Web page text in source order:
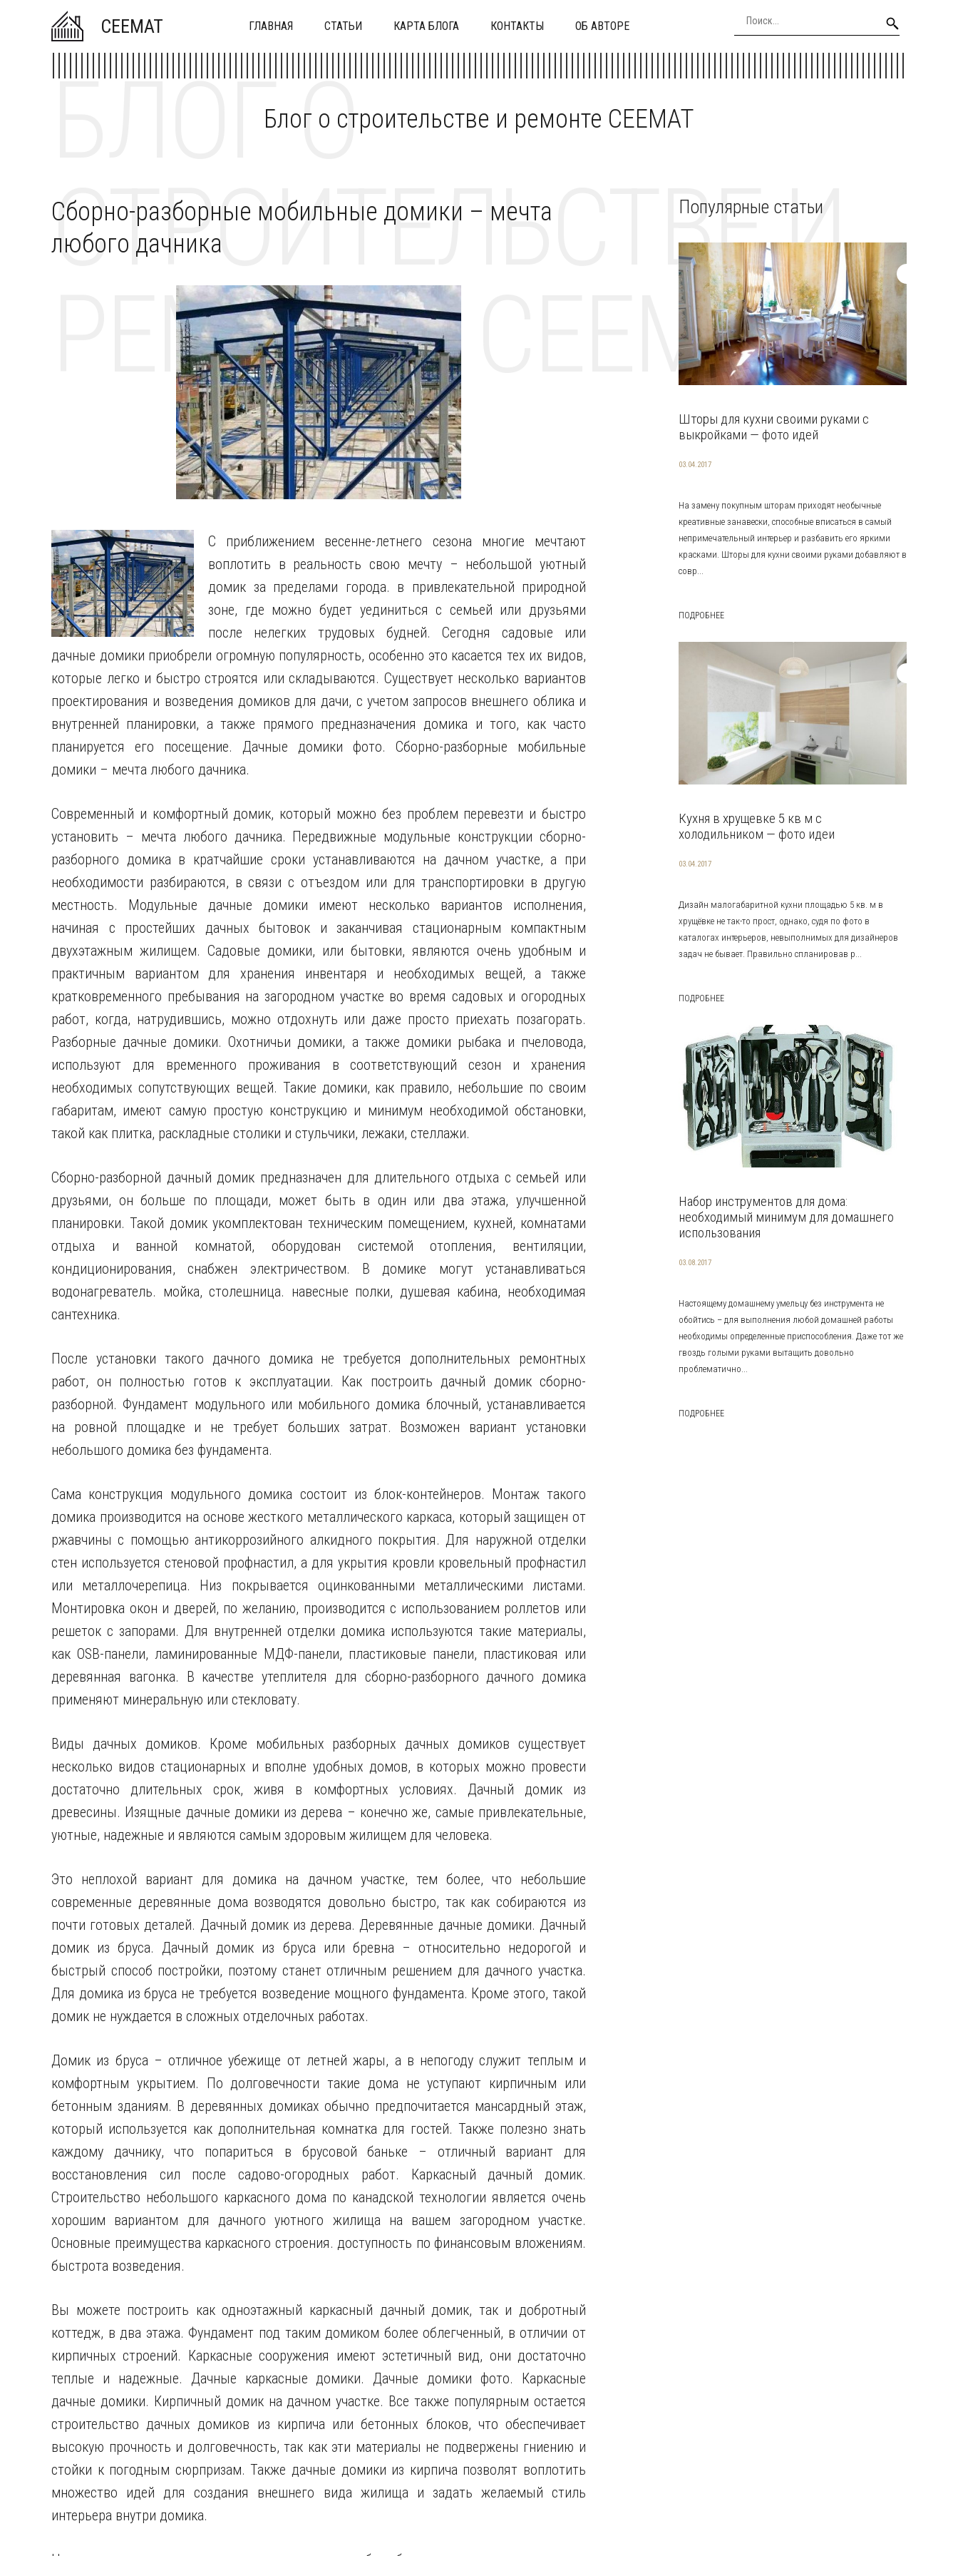
CEEMAT ГЛАВНАЯ СТАТЬИ КАРТА БЛОГА КОНТАКТЫ ОБ АВТОРЕ
Блог о строительстве и ремонте CEEMAT
БЛОГ О
СТРОИТЕЛЬСТВЕ И
РЕМОНТЕ CEEMAT
Сборно-разборные мобильные домики – мечта
любого дачника
С приближением весенне-летнего сезона многие мечтают
воплотить в реальность свою мечту – небольшой уютный
домик за пределами города. в привлекательной природной
зоне, где можно будет уединиться с семьей или друзьями
после нелегких трудовых будней. Сегодня садовые или
дачные домики приобрели огромную популярность, особенно это касается тех их видов,
которые легко и быстро строятся или складываются. Существует несколько вариантов
проектирования и возведения домиков для дачи, с учетом запросов внешнего облика и
внутренней планировки, а также прямого предназначения домика и того, как часто
планируется его посещение. Дачные домики фото. Сборно-разборные мобильные
домики – мечта любого дачника.
Современный и комфортный домик, который можно без проблем перевезти и быстро
установить – мечта любого дачника. Передвижные модульные конструкции сборно-
разборного домика в кратчайшие сроки устанавливаются на дачном участке, а при
необходимости разбираются, в связи с отъездом или для транспортировки в другую
местность. Модульные дачные домики имеют несколько вариантов исполнения,
начиная с простейших дачных бытовок и заканчивая стационарным компактным
двухэтажным жилищем. Садовые домики, или бытовки, являются очень удобным и
практичным вариантом для хранения инвентаря и необходимых вещей, а также
кратковременного пребывания на загородном участке во время садовых и огородных
работ, когда, натрудившись, можно отдохнуть или даже просто приехать позагорать.
Разборные дачные домики. Охотничьи домики, а также домики рыбака и пчеловода,
используют для временного проживания в соответствующий сезон и хранения
необходимых сопутствующих вещей. Такие домики, как правило, небольшие по своим
габаритам, имеют самую простую конструкцию и минимум необходимой обстановки,
такой как плитка, раскладные столики и стульчики, лежаки, стеллажи.
Сборно-разборной дачный домик предназначен для длительного отдыха с семьей или
друзьями, он больше по площади, может быть в один или два этажа, улучшенной
планировки. Такой домик укомплектован техническим помещением, кухней, комнатами
отдыха и ванной комнатой, оборудован системой отопления, вентиляции,
кондиционирования, снабжен электричеством. В домике могут устанавливаться
водонагреватель. мойка, столешница. навесные полки, душевая кабина, необходимая
сантехника.
После установки такого дачного домика не требуется дополнительных ремонтных
работ, он полностью готов к эксплуатации. Как построить дачный домик сборно-
разборной. Фундамент модульного или мобильного домика блочный, устанавливается
на ровной площадке и не требует больших затрат. Возможен вариант установки
небольшого домика без фундамента.
Сама конструкция модульного домика состоит из блок-контейнеров. Монтаж такого
домика производится на основе жесткого металлического каркаса, который защищен от
ржавчины с помощью антикоррозийного алкидного покрытия. Для наружной отделки
стен используется стеновой профнастил, а для укрытия кровли кровельный профнастил
или металлочерепица. Низ покрывается оцинкованными металлическими листами.
Монтировка окон и дверей, по желанию, производится с использованием роллетов или
решеток с запорами. Для внутренней отделки домика используются такие материалы,
как OSB-панели, ламинированные МДФ-панели, пластиковые панели, пластиковая или
деревянная вагонка. В качестве утеплителя для сборно-разборного дачного домика
применяют минеральную или стекловату.
Виды дачных домиков. Кроме мобильных разборных дачных домиков существует
несколько видов стационарных и вполне удобных домов, в которых можно провести
достаточно длительных срок, живя в комфортных условиях. Дачный домик из
древесины. Изящные дачные домики из дерева – конечно же, самые привлекательные,
уютные, надежные и являются самым здоровым жилищем для человека.
Это неплохой вариант для домика на дачном участке, тем более, что небольшие
современные деревянные дома возводятся довольно быстро, так как собираются из
почти готовых деталей. Дачный домик из дерева. Деревянные дачные домики. Дачный
домик из бруса. Дачный домик из бруса или бревна – относительно недорогой и
быстрый способ постройки, поэтому станет отличным решением для дачного участка.
Для домика из бруса не требуется возведение мощного фундамента. Кроме этого, такой
домик не нуждается в сложных отделочных работах.
Домик из бруса – отличное убежище от летней жары, а в непогоду служит теплым и
комфортным укрытием. По долговечности такие дома не уступают кирпичным или
бетонным зданиям. В деревянных домиках обычно предпочитается мансардный этаж,
который используется как дополнительная комнатка для гостей. Также полезно знать
каждому дачнику, что попариться в брусовой баньке – отличный вариант для
восстановления сил после садово-огородных работ. Каркасный дачный домик.
Строительство небольшого каркасного дома по канадской технологии является очень
хорошим вариантом для дачного уютного жилища на вашем загородном участке.
Основные преимущества каркасного строения. доступность по финансовым вложениям.
быстрота возведения.
Вы можете построить как одноэтажный каркасный дачный домик, так и добротный
коттедж, в два этажа. Фундамент под таким домиком более облегченный, в отличии от
кирпичных строений. Каркасные сооружения имеют эстетичный вид, они достаточно
теплые и надежные. Дачные каркасные домики. Дачные домики фото. Каркасные
дачные домики. Кирпичный домик на дачном участке. Все также популярным остается
строительство дачных домиков из кирпича или бетонных блоков, что обеспечивает
высокую прочность и долговечность, так как эти материалы не подвержены гниению и
стойки к погодным сюрпризам. Также дачные домики из кирпича позволят воплотить
множество идей для создания внешнего вида жилища и задать желаемый стиль
интерьера внутри домика.
Популярные статьи
Шторы для кухни своими руками с
выкройками — фото идей
03.04.2017
На замену покупным шторам приходят необычные
креативные занавески, способные вписаться в самый
непримечательный интерьер и разбавить его яркими
красками. Шторы для кухни своими руками добавляют в
совр...
ПОДРОБНЕЕ
Кухня в хрущевке 5 кв м с
холодильником — фото идеи
03.04.2017
Дизайн малогабаритной кухни площадью 5 кв. м в
хрущёвке не так-то прост, однако, судя по фото в
каталогах интерьеров, невыполнимых для дизайнеров
задач не бывает. Правильно спланировав р...
ПОДРОБНЕЕ
Набор инструментов для дома:
необходимый минимум для домашнего
использования
03.08.2017
Настоящему домашнему умельцу без инструмента не
обойтись – для выполнения любой домашней работы
необходимы определенные приспособления. Даже тот же
гвоздь голыми руками вытащить довольно
проблематично...
ПОДРОБНЕЕ